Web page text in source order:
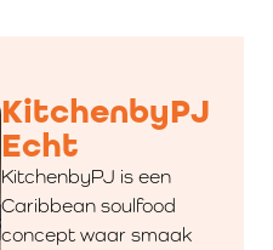
KitchenbyPJ
Echt
KitchenbyPJ is een
Caribbean soulfood
concept waar smaak